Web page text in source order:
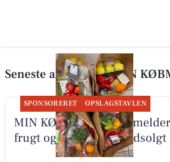
Seneste artikler om MIN
SPONSORERET OPSLAGSTAVLEN
MIN KØBMAND I ASP melder
frugt og grønt-poser udsolgt